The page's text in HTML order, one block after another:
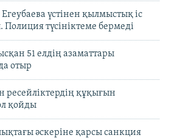
үстінен қылмыстық іс
түсініктеме бермеді
51 елдің азаматтары
отыр
ресейліктердің құқығын
қойды
әскеріне қарсы санкция